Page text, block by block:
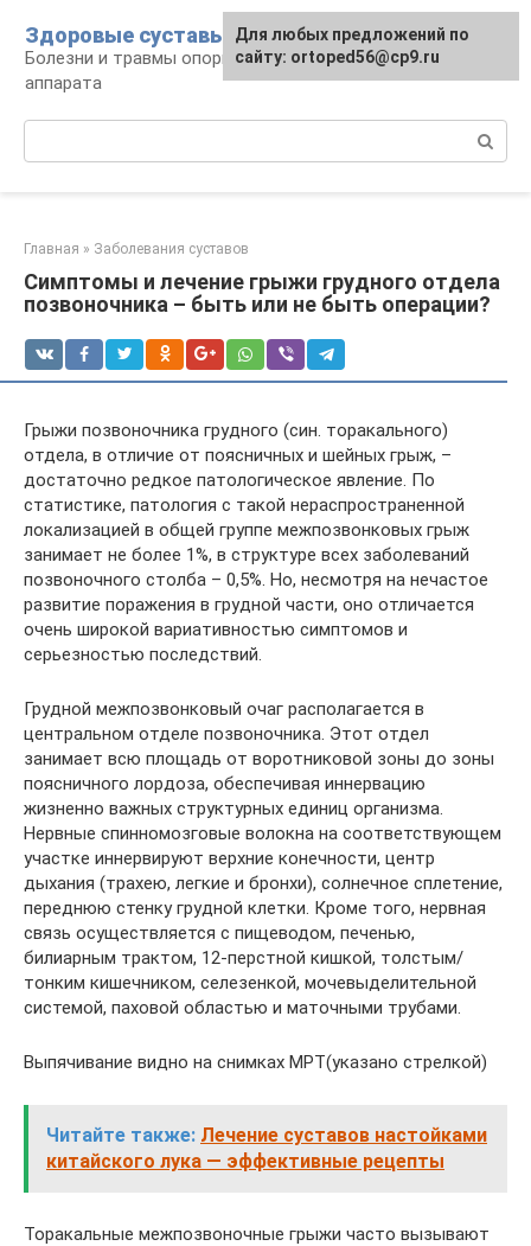
контенту
Здоровые суставы
Болезни и травмы опорно-двигательного
аппарата
Главная » Заболевания суставов
Симптомы и лечение грыжи грудного отдела
позвоночника – быть или не быть операции?
Грыжи позвоночника грудного (син. торакального)
отдела, в отличие от поясничных и шейных грыж, –
достаточно редкое патологическое явление. По
статистике, патология с такой нераспространенной
локализацией в общей группе межпозвонковых грыж
занимает не более 1%, в структуре всех заболеваний
позвоночного столба – 0,5%. Но, несмотря на нечастое
развитие поражения в грудной части, оно отличается
очень широкой вариативностью симптомов и
серьезностью последствий.
Грудной межпозвонковый очаг располагается в
центральном отделе позвоночника. Этот отдел
занимает всю площадь от воротниковой зоны до зоны
поясничного лордоза, обеспечивая иннервацию
жизненно важных структурных единиц организма.
Нервные спинномозговые волокна на соответствующем
участке иннервируют верхние конечности, центр
дыхания (трахею, легкие и бронхи), солнечное сплетение,
переднюю стенку грудной клетки. Кроме того, нервная
связь осуществляется с пищеводом, печенью,
билиарным трактом, 12-перстной кишкой, толстым/
тонким кишечником, селезенкой, мочевыделительной
системой, паховой областью и маточными трубами.
Выпячивание видно на снимках МРТ(указано стрелкой)
Читайте также: Лечение суставов настойками
китайского лука — эффективные рецепты
Торакальные межпозвоночные грыжи часто вызывают
Для любых предложений по
сайту: ortoped56@cp9.ru